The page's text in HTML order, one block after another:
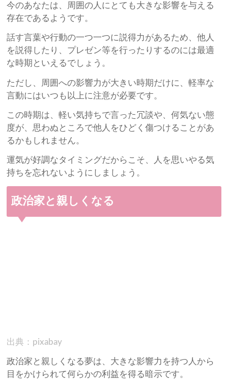
今のあなたは、周囲の人にとても大きな影響を与える
存在であるようです。
話す言葉や行動の一つ一つに説得力があるため、他人
を説得したり、プレゼン等を行ったりするのには最適
な時期といえるでしょう。
ただし、周囲への影響力が大きい時期だけに、軽率な
言動にはいつも以上に注意が必要です。
この時期は、軽い気持ちで言った冗談や、何気ない態
度が、思わぬところで他人をひどく傷つけることがあ
るかもしれません。
運気が好調なタイミングだからこそ、人を思いやる気
持ちを忘れないようにしましょう。
政治家と親しくなる
出典：pixabay
政治家と親しくなる夢は、大きな影響力を持つ人から
目をかけられて何らかの利益を得る暗示です。